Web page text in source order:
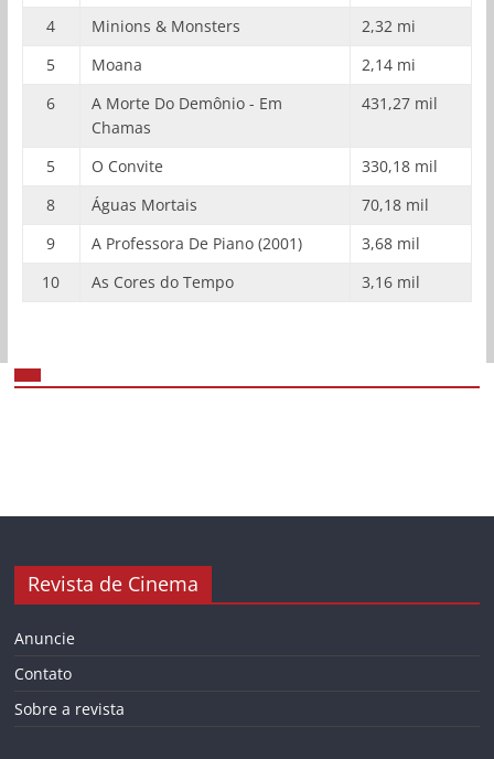
4
Minions & Monsters
2,32 mi
5
Moana
2,14 mi
6
A Morte Do Demônio - Em
Chamas
431,27 mil
5 O Convite
330,18 mil
8
Águas Mortais
70,18 mil
9
A Professora De Piano (2001)
3,68 mil
10
As Cores do Tempo 3,16 mil
Revista de Cinema
Anuncie
Contato
Sobre a revista